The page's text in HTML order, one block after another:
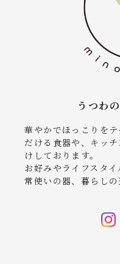
うつわの
華やかでほっこりを
だける食器や、キッ
けしております。
お好みやライフスタ
常使いの器、暮らしの